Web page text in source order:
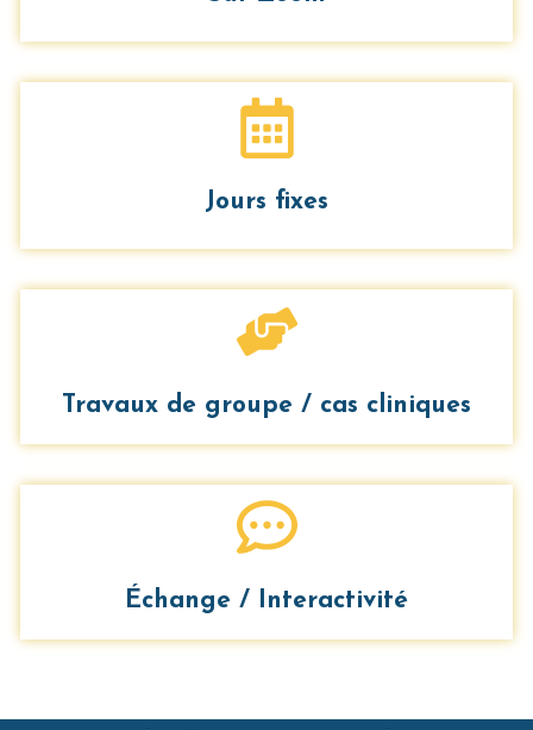
Jours fixes
Travaux de groupe / cas cliniques
Échange / Interactivité